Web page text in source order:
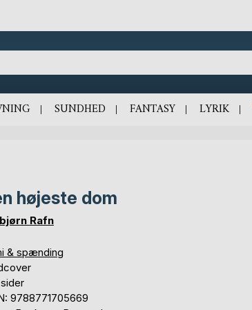
SUNDHED FANTASY LYRIK
højeste dom
Rafn
& spænding
9788771705669